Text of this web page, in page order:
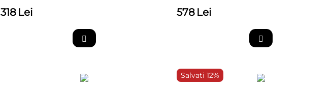
318 Lei 578 Lei
Salvati 12%